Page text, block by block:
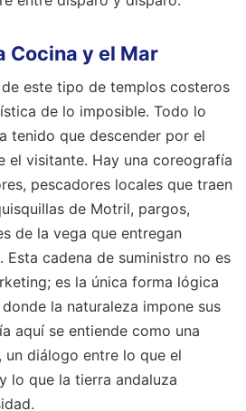
Cocina y el Mar
este tipo de templos costeros
de lo imposible. Todo lo
tenido que descender por el
el visitante. Hay una coreografía
pescadores locales que traen
de Motril, pargos,
de la vega que entregan
Esta cadena de suministro no es
es la única forma lógica
la naturaleza impone sus
aquí se entiende como una
un diálogo entre lo que el
lo que la tierra andaluza